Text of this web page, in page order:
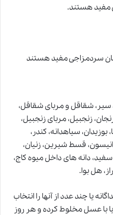
مفید هستند.
سردمزاجی مفید هستند
شقاقل و مرباى شقاقل،
زنجبیل، مرباى زنجبیل،
بوزیدان، سیاهدانه، كندر،
قسط شیرین، زنیان،
دانه‏ هاى داخل میوه‏ كاج،
هل بوا.
یا چند عدد از آن‏ها را انتخاب
با عسل مخلوط کرده و هر روز